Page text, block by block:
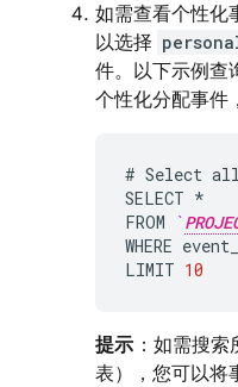
如需查看个性化
以选择
件。以下示例查
个性化分配事件
# Select all
SELECT *
FROM
`
WHERE
LIMIT 10
提示 ：如需搜
表），您可以将